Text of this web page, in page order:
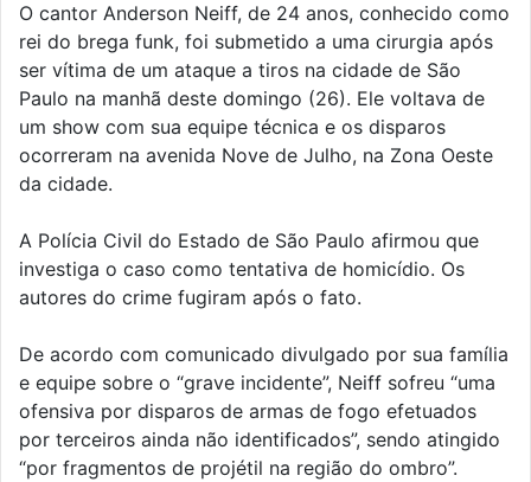
O cantor Anderson Neiff, de 24 anos, conhecido como
rei do brega funk, foi submetido a uma cirurgia após
ser vítima de um ataque a tiros na cidade de São
Paulo na manhã deste domingo (26). Ele voltava de
um show com sua equipe técnica e os disparos
ocorreram na avenida Nove de Julho, na Zona Oeste
da cidade.
A Polícia Civil do Estado de São Paulo afirmou que
investiga o caso como tentativa de homicídio. Os
autores do crime fugiram após o fato.
De acordo com comunicado divulgado por sua família
e equipe sobre o “grave incidente”, Neiff sofreu “uma
ofensiva por disparos de armas de fogo efetuados
por terceiros ainda não identificados”, sendo atingido
“por fragmentos de projétil na região do ombro”.